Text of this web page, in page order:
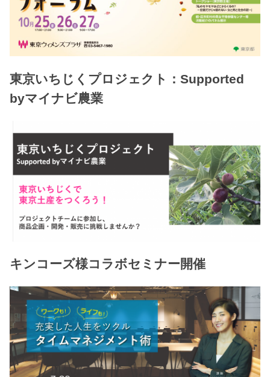
東京いちじくプロジェクト：Supported
byマイナビ農業
キンコーズ様コラボセミナー開催